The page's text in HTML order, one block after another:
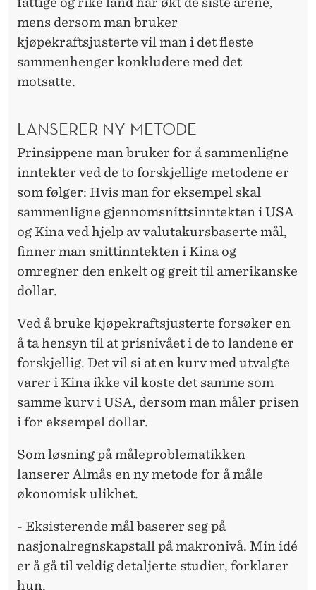
mens dersom man bruker
kjøpekraftsjusterte vil man i det fleste
sammenhenger konkludere med det
motsatte.
LANSERER NY METODE
Prinsippene man bruker for å sammenligne
inntekter ved de to forskjellige metodene er
som følger: Hvis man for eksempel skal
sammenligne gjennomsnittsinntekten i USA
og Kina ved hjelp av valutakursbaserte mål,
finner man snittinntekten i Kina og
omregner den enkelt og greit til amerikanske
dollar.
Ved å bruke kjøpekraftsjusterte forsøker en
å ta hensyn til at prisnivået i de to landene er
forskjellig. Det vil si at en kurv med utvalgte
varer i Kina ikke vil koste det samme som
samme kurv i USA, dersom man måler prisen
i for eksempel dollar.
Som løsning på måleproblematikken
lanserer Almås en ny metode for å måle
økonomisk ulikhet.
- Eksisterende mål baserer seg på
nasjonalregnskapstall på makronivå. Min idé
er å gå til veldig detaljerte studier, forklarer
hun.